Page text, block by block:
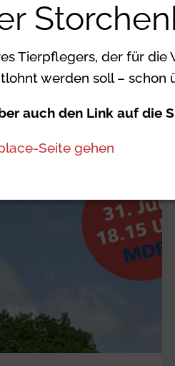
Tierpflegers, der für die
werden soll – schon
auch den Link auf die
Seite gehen